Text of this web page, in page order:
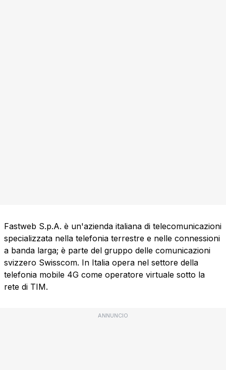
Fastweb S.p.A. è un'azienda italiana di telecomunicazioni
specializzata nella telefonia terrestre e nelle connessioni
a banda larga; è parte del gruppo delle comunicazioni
svizzero Swisscom. In Italia opera nel settore della
telefonia mobile 4G come operatore virtuale sotto la
rete di TIM.
ANNUNCIO